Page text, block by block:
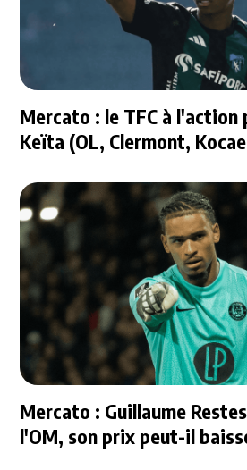
Mercato : le TFC à l'action
Keïta (OL, Clermont,
Mercato : Guillaume
l'OM, son prix peut-il